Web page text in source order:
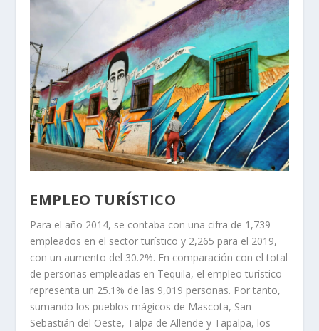
EMPLEO TURÍSTICO
Para el año 2014, se contaba con una cifra de 1,739
empleados en el sector turístico y 2,265 para el 2019,
con un aumento del 30.2%. En comparación con el total
de personas empleadas en Tequila, el empleo turístico
representa un 25.1% de las 9,019 personas. Por tanto,
sumando los pueblos mágicos de Mascota, San
Sebastián del Oeste, Talpa de Allende y Tapalpa, los